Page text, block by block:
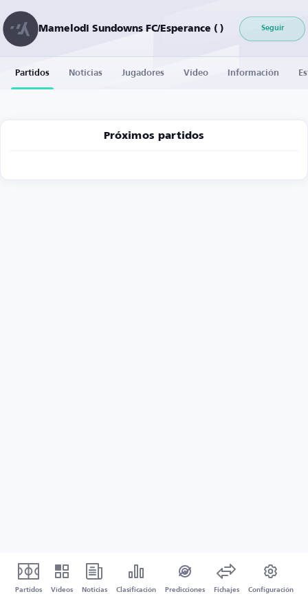
Mamelodi Sundowns FC/Esperance ( ) Seguir
Partidos Noticias Jugadores Vídeo Información
Próximos partidos
Partidos Vídeos Noticias Clasificación Predicciones Fichajes Configuración